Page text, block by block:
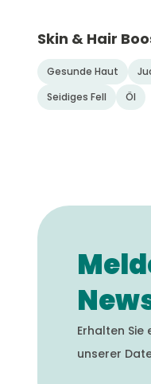
Skin & Hair
Gesunde Haut
Seidiges Fell
Öl
Erhalten
unserer